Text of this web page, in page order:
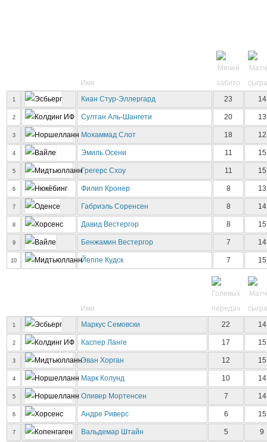
Имя
1 Киан Стур-Эллергард 23 14
2 Султан Аль-Шангети 20 13
3 Мохаммад Слот 18 12
4 Эмиль Осени 11 15
5 Грегерс Схоу 11 15
6 Филип Кронер 8 13
7 Габриэль Соренсен 8 14
8 Давид Вестергор 8 15
9 Бенжамин Вестергор 7 14
10 Йеппе Кудск 7 15
Имя
1 Маркус Семовски 22 14
2 Каспер Ланге 17 15
3 Эван Хорган 12 15
4 Марк Колунд 10 14
5 Оливер Мортенсен 7 14
6 Андре Риверс 6 15
7 Вальдемар Штайн 5 9